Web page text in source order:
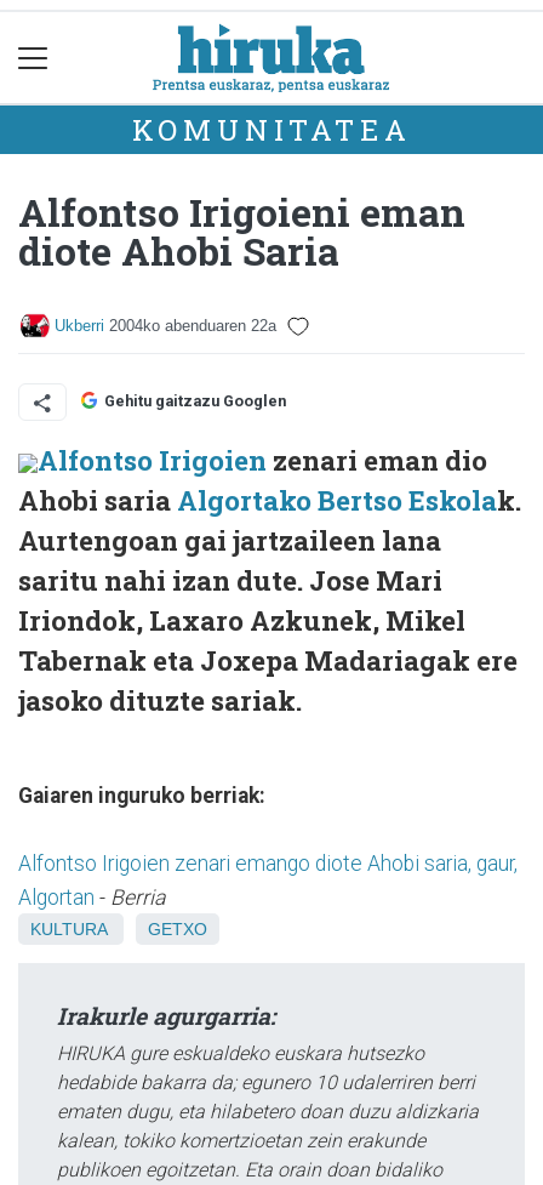
KOMUNITATEA
Alfontso Irigoieni eman
diote Ahobi Saria
Ukberri 2004ko abenduaren 22a
Gehitu gaitzazu Googlen
Alfontso Irigoien zenari eman dio
Ahobi saria Algortako Bertso Eskolak.
Aurtengoan gai jartzaileen lana
saritu nahi izan dute. Jose Mari
Iriondok, Laxaro Azkunek, Mikel
Tabernak eta Joxepa Madariagak ere
jasoko dituzte sariak.
Gaiaren inguruko berriak:
Alfontso Irigoien zenari emango diote Ahobi saria, gaur,
Algortan - Berria
KULTURA GETXO
Irakurle agurgarria:
HIRUKA gure eskualdeko euskara hutsezko
hedabide bakarra da; egunero 10 udalerriren berri
ematen dugu, eta hilabetero doan duzu aldizkaria
kalean, tokiko komertzioetan zein erakunde
publikoen egoitzetan. Eta orain doan bidaliko